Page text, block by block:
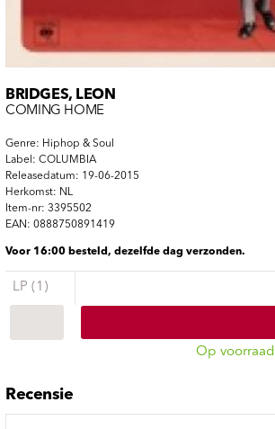
BRIDGES, LEON
COMING HOME
Genre: Hiphop & Soul
Label: COLUMBIA
Releasedatum: 19-06-2015
Herkomst: NL
Item-nr: 3395502
EAN: 0888750891419
Voor 16:00 besteld, dezelfde dag verzonden.
LP (1)
Op voorraad
Recensie